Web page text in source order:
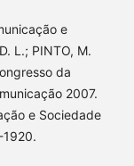
e
L.; PINTO, M.
da
2007.
e Sociedade